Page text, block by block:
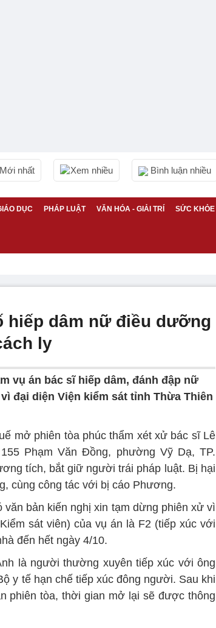
Mới nhất Xem nhiều Bình luận nhiều
DỤC PHÁP LUẬT VĂN HÓA - GIẢI TRÍ SỨC KHỎE
hiếp dâm nữ điều dưỡng
ly
vụ án bác sĩ hiếp dâm, đánh đập nữ
đại diện Viện kiểm sát tỉnh Thừa Thiên
mở phiên tòa phúc thẩm xét xử bác sĩ Lê
Phạm Văn Đồng, phường Vỹ Dạ, TP.
tích, bắt giữ người trái pháp luật. Bị hại
cùng công tác với bị cáo Phương.
bản kiến nghị xin tạm dừng phiên xử vì
sát viên) của vụ án là F2 (tiếp xúc với
đến hết ngày 4/10.
là người thường xuyên tiếp xúc với ông
y tế hạn chế tiếp xúc đông người. Sau khi
phiên tòa, thời gian mở lại sẽ được thông